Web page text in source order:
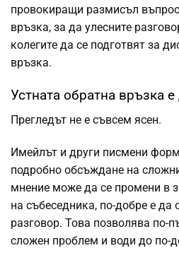
провокиращи размисъл
връзка, за да улесните
колегите да се подготвят за
връзка.
Устната обратна връзка
Прегледът не е съвсем ясен.
Имейлът и други писмени
подробно обсъждане на
мнение може да се промени в
на събеседника, по-добре е да
разговор. Това позволява по-
сложен проблем и води до по-